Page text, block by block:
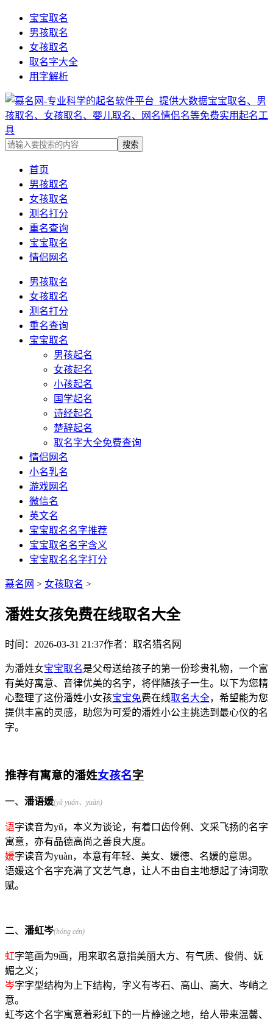
宝宝取名
男孩取名
女孩取名
取名字大全
用字解析
首页
男孩取名
女孩取名
测名打分
重名查询
宝宝取名
情侣网名
男孩取名
女孩取名
测名打分
重名查询
宝宝取名
男孩起名
女孩起名
小孩起名
国学起名
诗经起名
楚辞起名
取名字大全免费查询
情侣网名
小名乳名
游戏网名
微信名
英文名
宝宝取名名字推荐
宝宝取名名字含义
宝宝取名名字打分
慕名网 > 女孩取名 >
潘姓女孩免费在线取名大全
时间：2026-03-31 21:37作者：取名猎名网
为潘姓女宝宝取名是父母送给孩子的第一份珍贵礼物，一个富
有美好寓意、音律优美的名字，将伴随孩子一生。以下为您精
心整理了这份潘姓小女孩宝宝免费在线取名大全，希望能为您
提供丰富的灵感，助您为可爱的潘姓小公主挑选到最心仪的名
字。
推荐有寓意的潘姓女孩名字
一、 潘语媛(yǔ yuán、yuàn)
语字读音为yǔ，本义为谈论，有着口齿伶俐、文采飞扬的名字
寓意，亦有品德高尚之善良大度。
媛字读音为yuàn，本意有年轻、美女、媛德、名媛的意思。
语媛这个名字充满了文艺气息，让人不由自主地想起了诗词歌
赋。
二、 潘虹岑(hóng cén)
虹字笔画为9画，用来取名意指美丽大方、有气质、俊俏、妩
媚之义；
岑字字型结构为上下结构，字义有岑石、高山、高大、岑峭之
意。
虹岑这个名字寓意着彩虹下的一片静谧之地，给人带来温馨、